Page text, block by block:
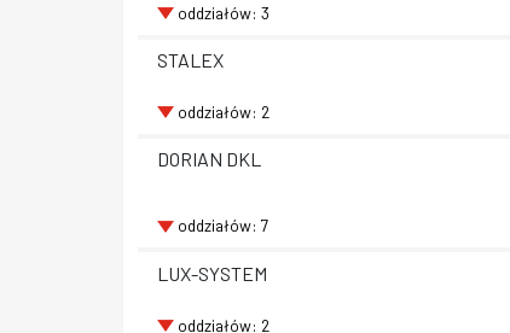
oddziałów: 3
STALEX
oddziałów: 2
DORIAN DKL
oddziałów: 7
LUX-SYSTEM
oddziałów: 2